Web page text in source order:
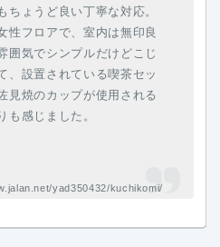
ちょうど良い丁寧な対応。
性フロアで、室内は無印良
囲気でシンプルだけどこじ
、設置されている喫茶セッ
見焼のカップが使用される
も感じました。
yad350432/kuchikomi/